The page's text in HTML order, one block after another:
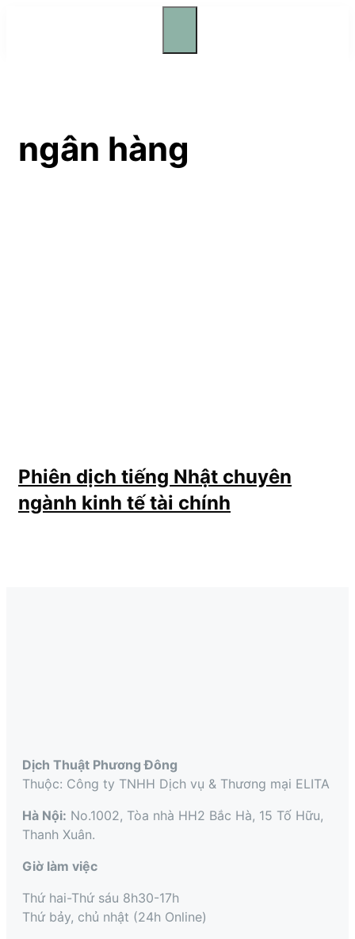
Menu
ngân hàng
Phiên dịch tiếng Nhật chuyên
ngành kinh tế tài chính
Dịch Thuật Phương Đông
Thuộc: Công ty TNHH Dịch vụ & Thương mại ELITA
Hà Nội: No.1002, Tòa nhà HH2 Bắc Hà, 15 Tố Hữu,
Thanh Xuân.
Giờ làm việc
Thứ hai-Thứ sáu 8h30-17h
Thứ bảy, chủ nhật (24h Online)